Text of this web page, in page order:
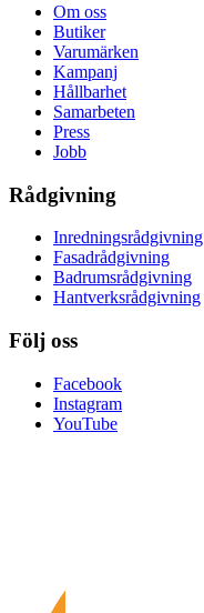
Om oss
Butiker
Varumärken
Kampanj
Hållbarhet
Samarbeten
Press
Jobb
Rådgivning
Inredningsrådgivning
Fasadrådgivning
Badrumsrådgivning
Hantverksrådgivning
Följ oss
Facebook
Instagram
YouTube